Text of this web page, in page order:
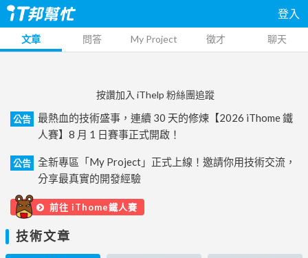
登入
文章 問答 My Project 徵才 聊天
按讚加入 iThelp 粉絲團追蹤
公告
最熱血的技術盛事，連續 30 天的修煉【2026 iThome 鐵
人賽】8 月 1 日賽事正式開啟！
公告
全新專區「My Project」正式上線！邀請你用技術交流，
分享最真實的開發經驗
前往 iThome鐵人賽
技術文章